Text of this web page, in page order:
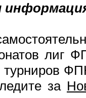
лиг
турниров
за